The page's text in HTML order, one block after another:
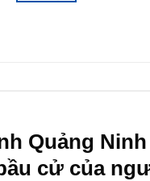
Quảng
cử của